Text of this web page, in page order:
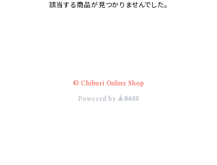
該当する商品が見つかりませんでした。
© Chiburi Online Shop
Powered by